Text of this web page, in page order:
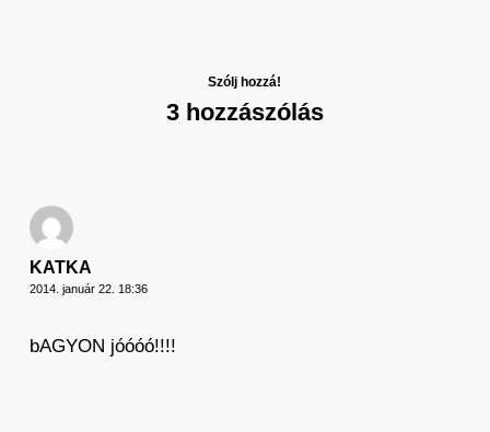
Szólj hozzá!
3 hozzászólás
KATKA
2014. január 22. 18:36
bAGYON jóóóó!!!!